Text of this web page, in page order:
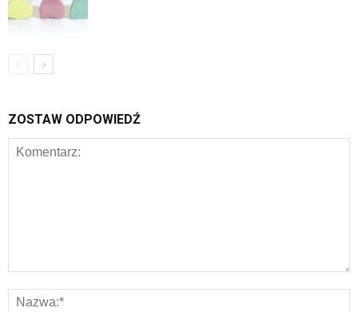
ZOSTAW ODPOWIEDŹ